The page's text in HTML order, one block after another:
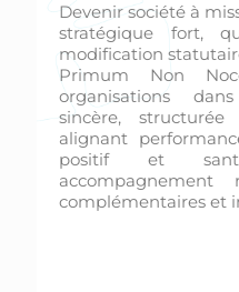
Devenir société à
stratégique fort,
modification
Primum Non
organisations
sincère,
alignant
positif et
complémentaires et